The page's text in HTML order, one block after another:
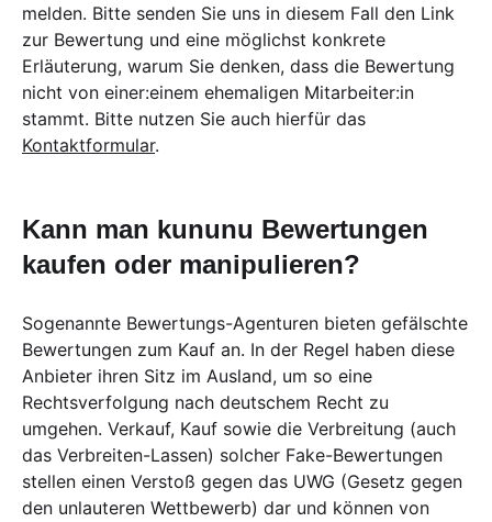
melden. Bitte senden Sie uns in diesem Fall den Link
zur Bewertung und eine möglichst konkrete
Erläuterung, warum Sie denken, dass die Bewertung
nicht von einer:einem ehemaligen Mitarbeiter:in
stammt. Bitte nutzen Sie auch hierfür das
Kontaktformular.
Kann man kununu Bewertungen
kaufen oder manipulieren?
Sogenannte Bewertungs-Agenturen bieten gefälschte
Bewertungen zum Kauf an. In der Regel haben diese
Anbieter ihren Sitz im Ausland, um so eine
Rechtsverfolgung nach deutschem Recht zu
umgehen. Verkauf, Kauf sowie die Verbreitung (auch
das Verbreiten-Lassen) solcher Fake-Bewertungen
stellen einen Verstoß gegen das UWG (Gesetz gegen
den unlauteren Wettbewerb) dar und können von